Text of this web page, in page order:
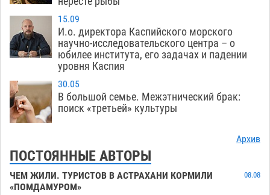
15.09
И.о. директора Каспийского морского
научно-исследовательского центра – о
юбилее института, его задачах и падении
уровня Каспия
30.05
В большой семье. Межэтнический брак:
поиск «третьей» культуры
Архив
ПОСТОЯННЫЕ АВТОРЫ
ЧЕМ ЖИЛИ. ТУРИСТОВ В АСТРАХАНИ КОРМИЛИ
«ПОМДАМУРОМ»
08.08